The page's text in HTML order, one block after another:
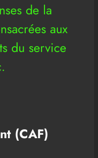
de la
aux
du service
(CAF)